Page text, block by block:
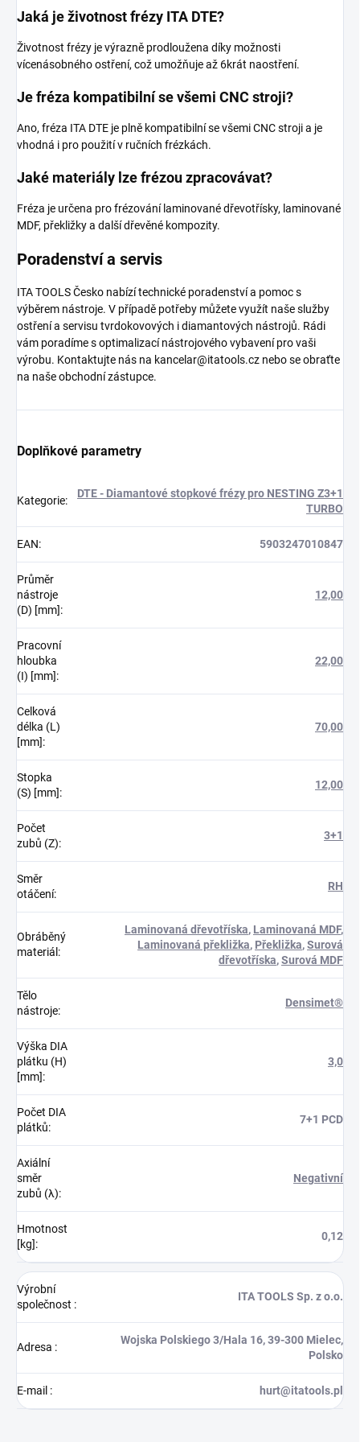
Jaká je životnost frézy ITA DTE?
Životnost frézy je výrazně prodloužena díky možnosti
vícenásobného ostření, což umožňuje až 6krát naostření.
Je fréza kompatibilní se všemi CNC stroji?
Ano, fréza ITA DTE je plně kompatibilní se všemi CNC stroji a je
vhodná i pro použití v ručních frézkách.
Jaké materiály lze frézou zpracovávat?
Fréza je určena pro frézování laminované dřevotřísky, laminované
MDF, překližky a další dřevěné kompozity.
Poradenství a servis
ITA TOOLS Česko nabízí technické poradenství a pomoc s
výběrem nástroje. V případě potřeby můžete využít naše služby
ostření a servisu tvrdokovových i diamantových nástrojů. Rádi
vám poradíme s optimalizací nástrojového vybavení pro vaši
výrobu. Kontaktujte nás na kancelar@itatools.cz nebo se obraťte
na naše obchodní zástupce.
Doplňkové parametry
Kategorie:
DTE - Diamantové stopkové frézy pro NESTING Z3+1
TURBO
EAN: 5903247010847
Průměr
nástroje
(D) [mm]:
12,00
Pracovní
hloubka
(I) [mm]:
22,00
Celková
délka (L)
[mm]:
70,00
Stopka
(S) [mm]:
12,00
Počet
zubů (Z):
3+1
Směr
otáčení:
RH
Obráběný
materiál :
Laminovaná dřevotříska, Laminovaná MDF,
Laminovaná překližka, Překližka,Surová
dřevotříska,Surová MDF
Tělo
nástroje:
Densimet®
Výška DIA
plátku (H)
[mm]:
3,0
Počet DIA
plátků:
7+1 PCD
Axiální
směr
zubů (λ):
Negativní
Hmotnost
[kg]:
0,12
Výrobní
společnost :
ITA TOOLS Sp. z o.o.
Adresa :
Wojska Polskiego 3/Hala 16, 39-300 Mielec,
Polsko
E-mail : hurt@itatools.pl